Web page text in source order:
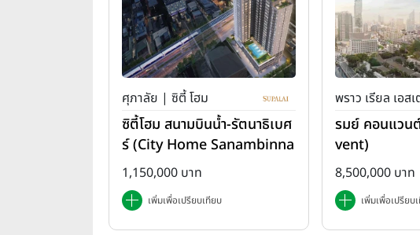
ศุภาลัย | ซิตี้ โฮม
ซิตี้โฮม สนามบินน้ำ-รัตนาธิเบศ
ร์ (City Home Sanambinna
m-Rattanathibet)
1,150,000 บาท
เพิ่มเพื่อเปรียบเทียบ
พราว เรียล เอส
รมย์ คอนแวน
vent)
8,500,000 บาท
เพิ่มเพื่อเปรียบ